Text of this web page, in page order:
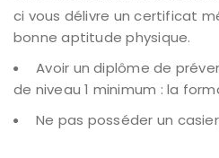
ci vous délivre un certificat
bonne aptitude physique.
Avoir un diplôme de
de niveau 1 minimum : la
Ne pas posséder un